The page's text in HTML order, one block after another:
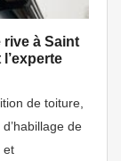
rive à Saint
de toiture,
de
et